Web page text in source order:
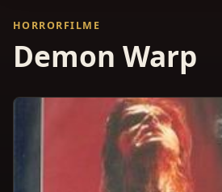
HORRORFILME
Demon Warp